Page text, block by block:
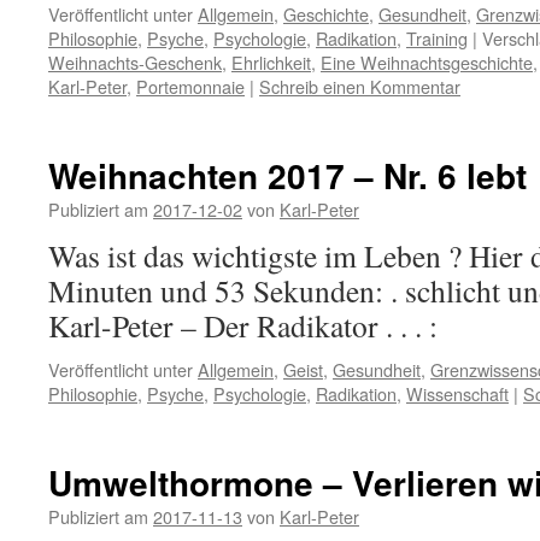
Veröffentlicht unterAllgemein, Geschichte, Gesundheit,
Philosophie, Psyche, Psychologie, Radikation, Training |
Weihnachts-Geschenk, Ehrlichkeit, Eine Weihnachtsgeschichte
Karl-Peter, Portemonnaie | Schreib einen Kommentar
Weihnachten 2017 – Nr. 6 lebt
Publiziert am 2017-12-02von Karl-Peter
Was ist das wichtigste im Leben ?
Minuten und 53 Sekunden: . schlicht
Karl-Peter – Der Radikator . . . :
Veröffentlicht unterAllgemein, Geist, Gesundheit,
Philosophie, Psyche, Psychologie, Radikation, Wissenschaft |
Umwelthormone – Verlieren
Publiziert am 2017-11-13 von Karl-Peter